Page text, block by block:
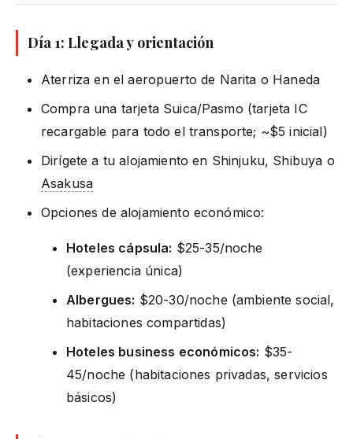
Día 1: Llegada y orientación
Aterriza en el aeropuerto de Narita o Haneda
Compra una tarjeta Suica/Pasmo (tarjeta IC
recargable para todo el transporte; ~$5 inicial)
Dirígete a tu alojamiento en Shinjuku, Shibuya o
Asakusa
Opciones de alojamiento económico:
Hoteles cápsula: $25-35/noche
(experiencia única)
Albergues: $20-30/noche (ambiente social,
habitaciones compartidas)
Hoteles business económicos: $35-
45/noche (habitaciones privadas, servicios
básicos)